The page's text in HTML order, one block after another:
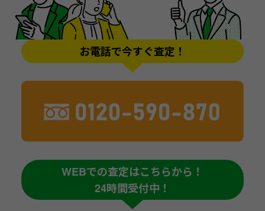
お電話で今すぐ査定！
WEBでの査定はこちらから！
24時間受付中！